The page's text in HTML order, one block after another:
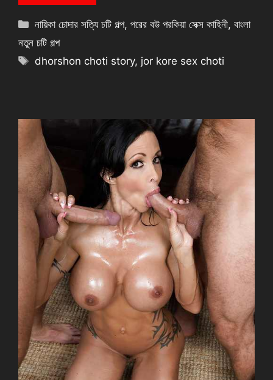
Categories
নায়িকা চোদার সত্যি চটি গল্প,পরের বউ পরকিয়া সেক্স কাহিনী,বাংলা
নতুন চটি গল্প
Tags
dhorshon choti story, jor kore sex choti